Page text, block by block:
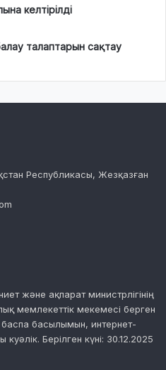
келтірілді
талаптарын сақтау
Республикасы, Жезқазған
және ақпарат министрлігінің
мемлекеттік мекемесі берген
басылымын, интернет-
Берілген күні: 30.12.2025